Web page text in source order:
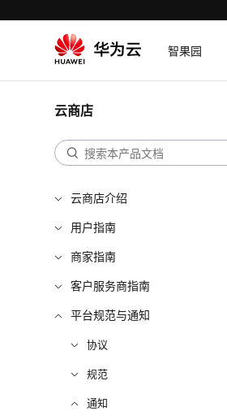
智果园
云商店
云商店介绍
用户指南
商家指南
客户服务商指南
平台规范与通知
协议
规范
通知